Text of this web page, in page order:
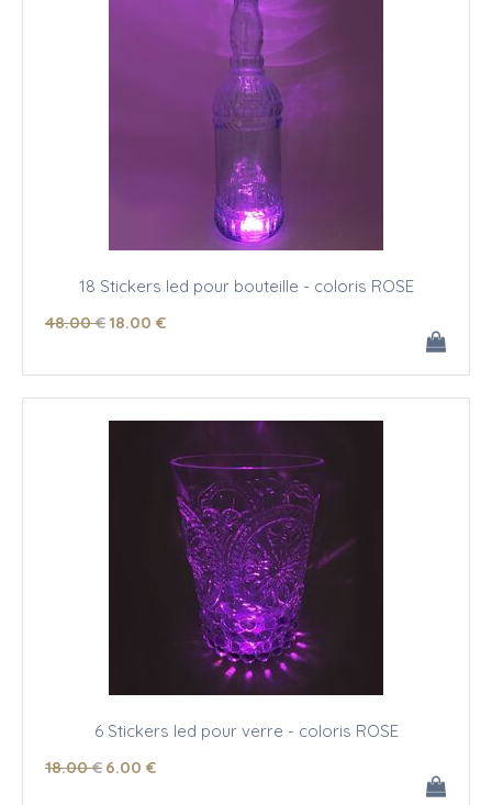
18 Stickers led pour bouteille - coloris ROSE
48.00 €18.00 €
6 Stickers led pour verre - coloris ROSE
18.00 € 6.00 €